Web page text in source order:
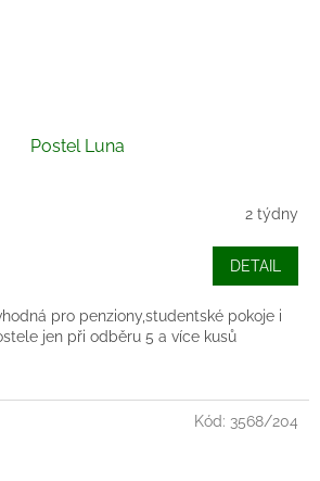
Postel Luna
2 týdny
DETAIL
pro penziony,studentské pokoje i
jen při odběru 5 a více kusů
Kód: 3568/204